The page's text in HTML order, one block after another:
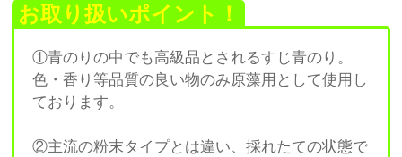
お取り扱いポイント！
①青のりの中でも高級品とされるすじ青のり。
色・香り等品質の良い物のみ原藻用として使用し
ております。
②主流の粉末タイプとは違い、採れたての状態で